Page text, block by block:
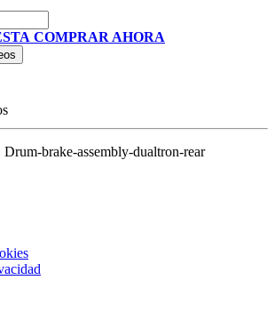
COMPRAR AHORA
Drum-brake-assembly-dualtron-rear